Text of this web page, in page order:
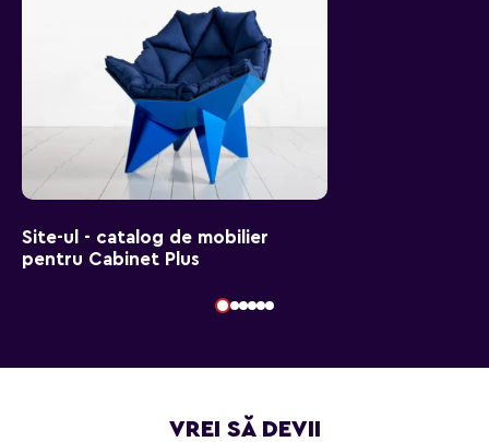
Site-ul - catalog de mobilier
pentru Cabinet Plus
VREI SĂ DEVII